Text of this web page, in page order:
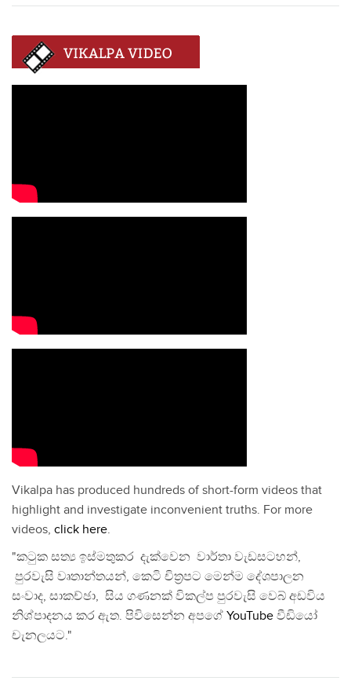
Vikalpa has produced hundreds of short-form videos that
highlight and investigate inconvenient truths. For more
videos, click here.
"කටුක සත්‍ය ඉස්මතුකර දැක්වෙන වාර්තා වැඩසටහන්,
පුරවැසි වෘතාන්තයන්, කෙටි චිත්‍රපට මෙන්ම දේශපාලන
සංවාද, සාකච්ඡා, සිය ගණනක් විකල්ප පුරවැසි වෙබ් අඩවිය
නිශ්පාදනය කර ඇත. පිවිසෙන්න අපගේ YouTube වීඩියෝ
චැනලයට."